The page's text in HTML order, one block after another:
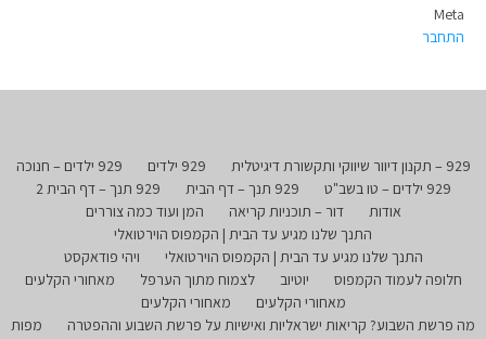
Meta
התחבר
929 – תקנון דיוור שיווקי ותקשורת דיגיטלית 929 ילדים
929 ילדים – חנוכה
929 ילדים – טו בשב"ט
929 תנך – דף הבית
929 תנך – דף הבית 2
אודות
דור – תוכניות קריאה
המן ועוד כמה צוררים
התנך שלנו מגיע עד הבית | הקמפוס הוירטואלי
התנך שלנו מגיע עד הבית | הקמפוס הוירטואלי
ויהי פודאקסט
חלופה לעמוד הקמפוס
יוטיוב לצמוח מתוך הערפל
מאחורי הקלעים
מאחורי הקלעים
מאחורי הקלעים
מה פרשת השבוע? קריאות ישראליות ואישיות על פרשת השבוע וההפטרה
מפות